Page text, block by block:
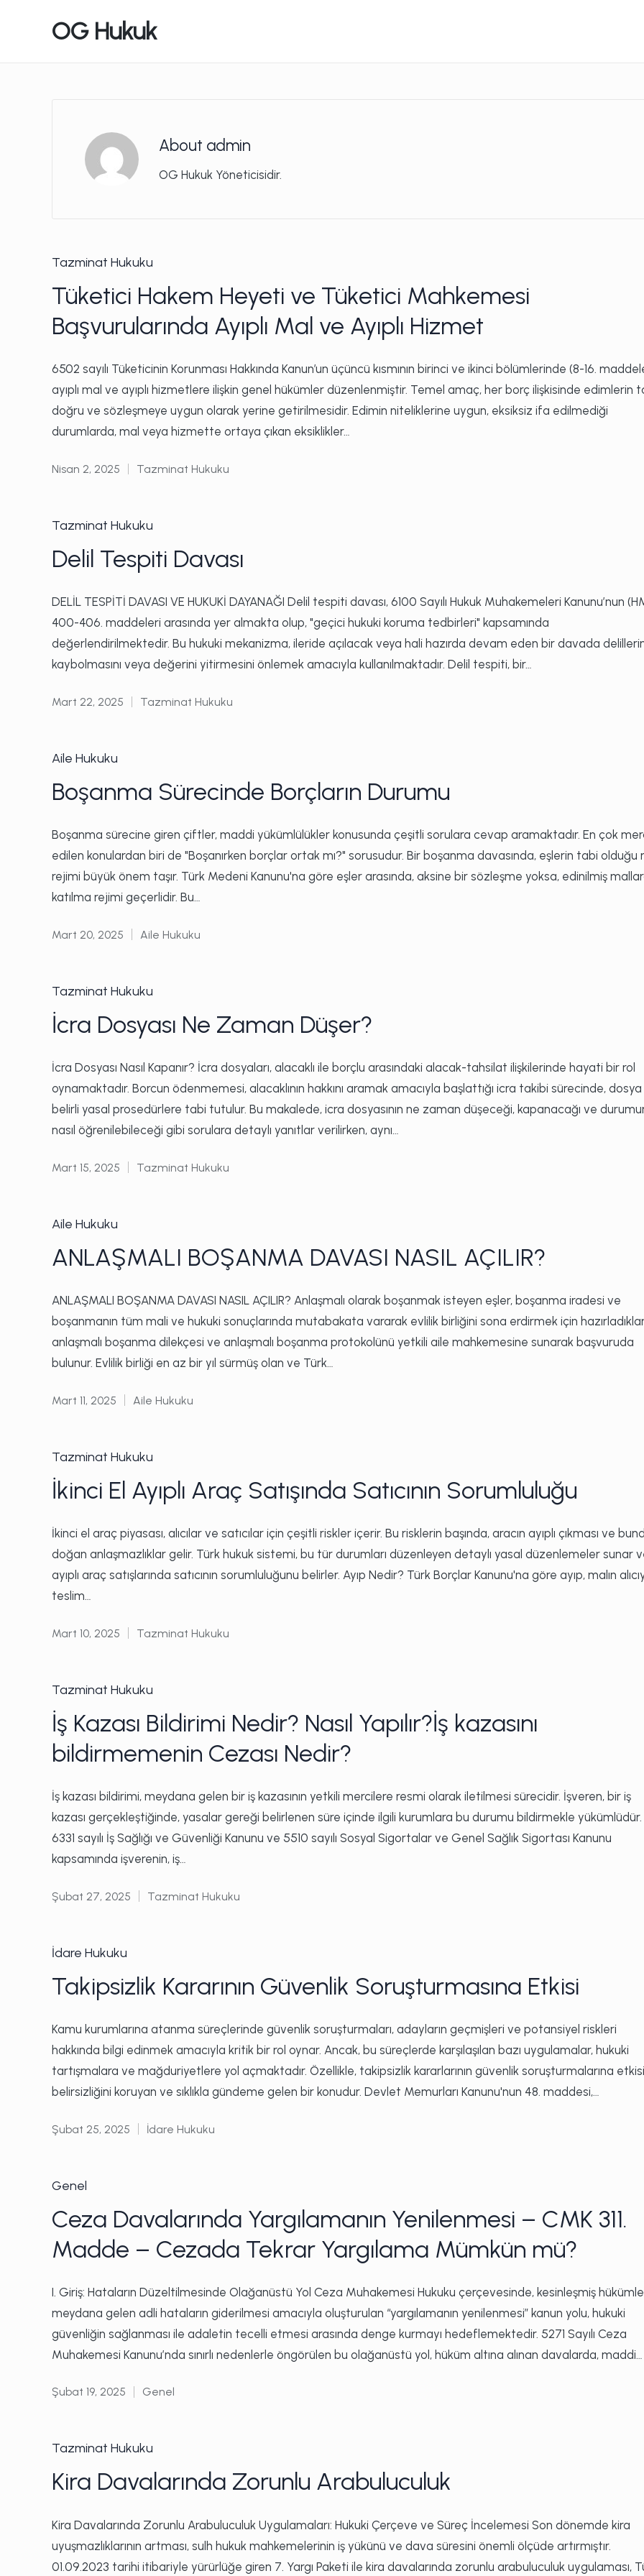
OG Hukuk
About admin
OG Hukuk Yöneticisidir.
Posted
in
Tazminat Hukuku
Tüketici Hakem Heyeti ve Tüketici Mahkemesi
Başvurularında Ayıplı Mal ve Ayıplı Hizmet
6502 sayılı Tüketicinin Korunması Hakkında Kanun’un üçüncü kısmının birinci ve ikinci bölümlerinde (8-16.
ayıplı mal ve ayıplı hizmetlere ilişkin genel hükümler düzenlenmiştir. Temel amaç, her borç ilişkisinde edimlerin
doğru ve sözleşmeye uygun olarak yerine getirilmesidir. Edimin niteliklerine uygun, eksiksiz ifa edilmediği
durumlarda, mal veya hizmette ortaya çıkan eksiklikler…
Nisan 2, 2025
Posted
Tazminat Hukuku
Posted
in
Tazminat Hukuku
Delil Tespiti Davası
DELİL TESPİTİ DAVASI VE HUKUKİ DAYANAĞI Delil tespiti davası, 6100 Sayılı Hukuk Muhakemeleri Kanunu’nun
400-406. maddeleri arasında yer almakta olup, "geçici hukuki koruma tedbirleri" kapsamında
değerlendirilmektedir. Bu hukuki mekanizma, ileride açılacak veya hali hazırda devam eden bir davada
kaybolmasını veya değerini yitirmesini önlemek amacıyla kullanılmaktadır. Delil tespiti, bir…
Mart 22, 2025
Posted
Tazminat Hukuku
Posted
in
Aile Hukuku
Boşanma Sürecinde Borçların Durumu
Boşanma sürecine giren çiftler, maddi yükümlülükler konusunda çeşitli sorulara cevap aramaktadır. En çok
edilen konulardan biri de "Boşanırken borçlar ortak mı?" sorusudur. Bir boşanma davasında, eşlerin tabi olduğu
rejimi büyük önem taşır. Türk Medeni Kanunu'na göre eşler arasında, aksine bir sözleşme yoksa, edinilmiş
katılma rejimi geçerlidir. Bu…
Mart 20, 2025
Posted
Aile Hukuku
Posted
in
Tazminat Hukuku
İcra Dosyası Ne Zaman Düşer?
İcra Dosyası Nasıl Kapanır? İcra dosyaları, alacaklı ile borçlu arasındaki alacak-tahsilat ilişkilerinde hayati bir rol
oynamaktadır. Borcun ödenmemesi, alacaklının hakkını aramak amacıyla başlattığı icra takibi sürecinde, dosya
belirli yasal prosedürlere tabi tutulur. Bu makalede, icra dosyasının ne zaman düşeceği, kapanacağı ve
nasıl öğrenilebileceği gibi sorulara detaylı yanıtlar verilirken, aynı…
Mart 15, 2025
Posted
Tazminat Hukuku
Posted
in
Aile Hukuku
ANLAŞMALI BOŞANMA DAVASI NASIL AÇILIR?
ANLAŞMALI BOŞANMA DAVASI NASIL AÇILIR? Anlaşmalı olarak boşanmak isteyen eşler, boşanma iradesi ve
boşanmanın tüm mali ve hukuki sonuçlarında mutabakata vararak evlilik birliğini sona erdirmek için
anlaşmalı boşanma dilekçesi ve anlaşmalı boşanma protokolünü yetkili aile mahkemesine sunarak başvuruda
bulunur. Evlilik birliği en az bir yıl sürmüş olan ve Türk…
Mart 11, 2025
Posted
Aile Hukuku
Posted
in
Tazminat Hukuku
İkinci El Ayıplı Araç Satışında Satıcının Sorumluluğu
İkinci el araç piyasası, alıcılar ve satıcılar için çeşitli riskler içerir. Bu risklerin başında, aracın ayıplı çıkması ve
doğan anlaşmazlıklar gelir. Türk hukuk sistemi, bu tür durumları düzenleyen detaylı yasal düzenlemeler sunar
ayıplı araç satışlarında satıcının sorumluluğunu belirler. Ayıp Nedir? Türk Borçlar Kanunu'na göre ayıp, malın
teslim…
Mart 10, 2025
Posted
Tazminat Hukuku
Posted
in
Tazminat Hukuku
İş Kazası Bildirimi Nedir? Nasıl Yapılır?İş kazasını
bildirmemenin Cezası Nedir?
İş kazası bildirimi, meydana gelen bir iş kazasının yetkili mercilere resmi olarak iletilmesi sürecidir. İşveren, bir iş
kazası gerçekleştiğinde, yasalar gereği belirlenen süre içinde ilgili kurumlara bu durumu bildirmekle yükümlüdür.
6331 sayılı İş Sağlığı ve Güvenliği Kanunu ve 5510 sayılı Sosyal Sigortalar ve Genel Sağlık Sigortası Kanunu
kapsamında işverenin, iş…
Şubat 27, 2025
Posted
Tazminat Hukuku
Posted
in
İdare Hukuku
Takipsizlik Kararının Güvenlik Soruşturmasına Etkisi
Kamu kurumlarına atanma süreçlerinde güvenlik soruşturmaları, adayların geçmişleri ve potansiyel riskleri
hakkında bilgi edinmek amacıyla kritik bir rol oynar. Ancak, bu süreçlerde karşılaşılan bazı uygulamalar, hukuki
tartışmalara ve mağduriyetlere yol açmaktadır. Özellikle, takipsizlik kararlarının güvenlik soruşturmalarına
belirsizliğini koruyan ve sıklıkla gündeme gelen bir konudur. Devlet Memurları Kanunu'nun 48. maddesi,…
Şubat 25, 2025
Posted
İdare Hukuku
Posted
in
Genel
Ceza Davalarında Yargılamanın Yenilenmesi – CMK 311.
Madde – Cezada Tekrar Yargılama Mümkün mü?
I. Giriş: Hataların Düzeltilmesinde Olağanüstü Yol Ceza Muhakemesi Hukuku çerçevesinde, kesinleşmiş
meydana gelen adli hataların giderilmesi amacıyla oluşturulan “yargılamanın yenilenmesi” kanun yolu, hukuki
güvenliğin sağlanması ile adaletin tecelli etmesi arasında denge kurmayı hedeflemektedir. 5271 Sayılı Ceza
Muhakemesi Kanunu’nda sınırlı nedenlerle öngörülen bu olağanüstü yol, hüküm altına alınan davalarda, maddi…
Şubat 19, 2025 Genel
Posted
in
Tazminat Hukuku
Kira Davalarında Zorunlu Arabuluculuk
Kira Davalarında Zorunlu Arabuluculuk Uygulamaları: Hukuki Çerçeve ve Süreç İncelemesi Son dönemde kira
uyuşmazlıklarının artması, sulh hukuk mahkemelerinin iş yükünü ve dava süresini önemli ölçüde artırmıştır.
01.09.2023 tarihi itibariyle yürürlüğe giren 7. Yargı Paketi ile kira davalarında zorunlu arabuluculuk uygulaması,